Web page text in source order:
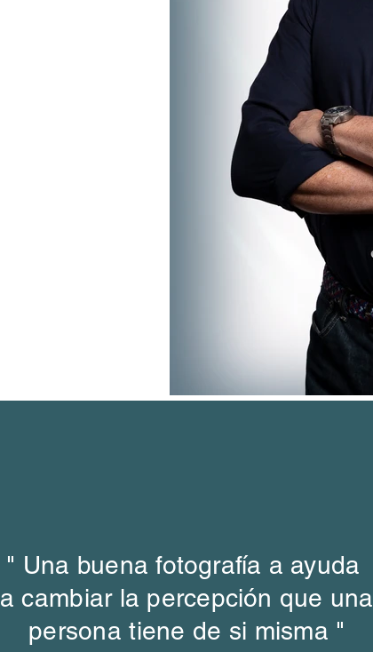
" Una buenafotografía a ayuda
a cambiar la percepción que una
persona tiene de si misma "